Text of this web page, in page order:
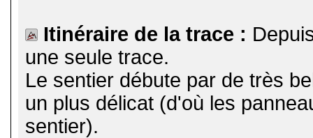
Itinéraire de la trace :
une seule trace.
Le sentier débute par de très
un plus délicat (d'où les
sentier).